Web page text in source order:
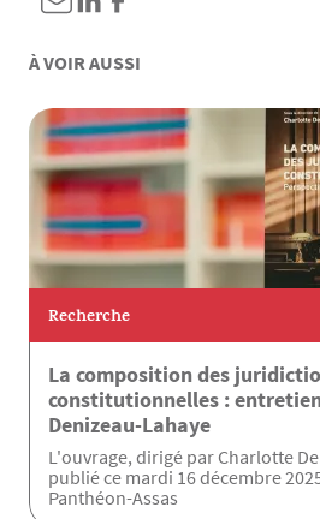
À VOIR AUSSI
Recherche
La composition des
constitutionnelles :
Denizeau-Lahaye
L'ouvrage, dirigé par Charlotte
publié ce mardi 16 décembre
Panthéon-Assas